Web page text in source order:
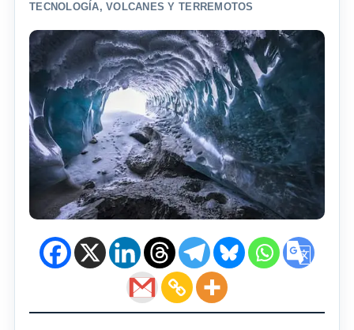
TECNOLOGÍA,VOLCANES Y TERREMOTOS